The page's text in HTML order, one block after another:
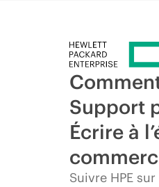
Support
Écrire à
Suivre HPE sur